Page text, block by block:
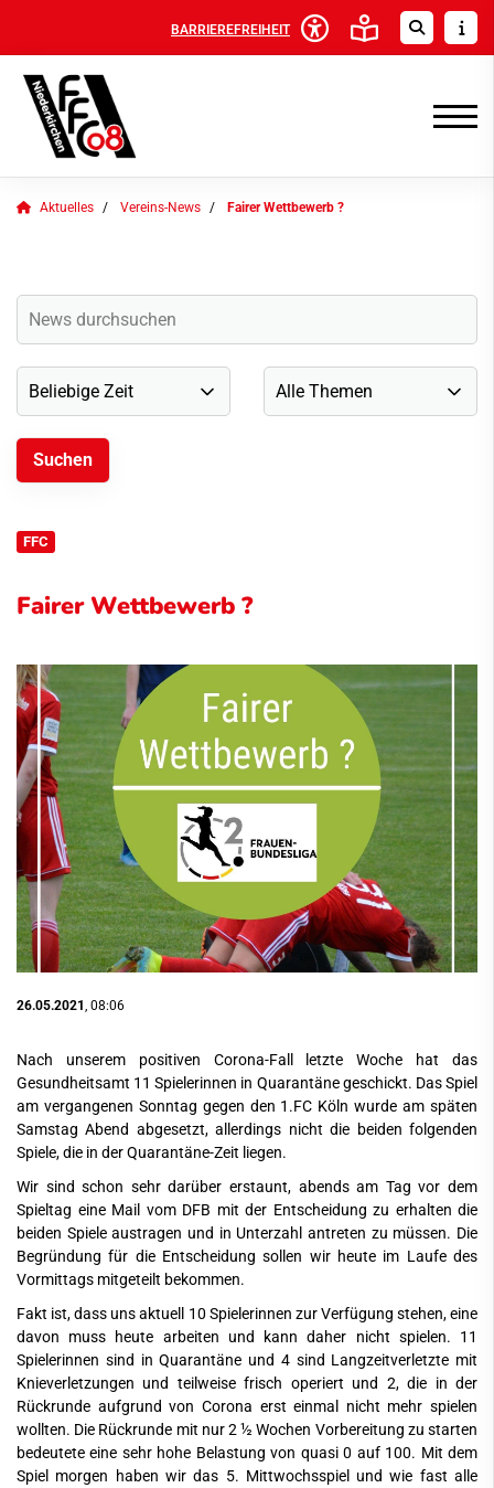
BARRIEREFREIHEIT
Aktuelles Vereins-News Fairer Wettbewerb ?
FFC
Fairer Wettbewerb ?
26.05.2021 , 08:06
Nach unserem positiven Corona-Fall letzte Woche hat das
Gesundheitsamt 11 Spielerinnen in Quarantäne geschickt. Das Spiel
am vergangenen Sonntag gegen den 1.FC Köln wurde am späten
Samstag Abend abgesetzt, allerdings nicht die beiden folgenden
Spiele, die in der Quarantäne-Zeit liegen.
Wir sind schon sehr darüber erstaunt, abends am Tag vor dem
Spieltag eine Mail vom DFB mit der Entscheidung zu erhalten die
beiden Spiele austragen und in Unterzahl antreten zu müssen. Die
Begründung für die Entscheidung sollen wir heute im Laufe des
Vormittags mitgeteilt bekommen.
Fakt ist, dass uns aktuell 10 Spielerinnen zur Verfügung stehen, eine
davon muss heute arbeiten und kann daher nicht spielen. 11
Spielerinnen sind in Quarantäne und 4 sind Langzeitverletzte mit
Knieverletzungen und teilweise frisch operiert und 2, die in der
Rückrunde aufgrund von Corona erst einmal nicht mehr spielen
wollten. Die Rückrunde mit nur 2 ½ Wochen Vorbereitung zu starten
bedeutete eine sehr hohe Belastung von quasi 0 auf 100. Mit dem
Spiel morgen haben wir das 5. Mittwochsspiel und wie fast alle